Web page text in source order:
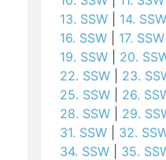
13. SSW
14. SSW
16. SSW
17. SSW
19. SSW
20.
22. SSW
23.
25. SSW
26.
28. SSW
29.
31. SSW
32.
34. SSW
35.